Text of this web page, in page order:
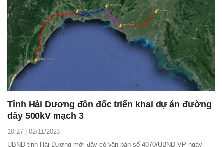
Tỉnh Hải Dương đôn đốc triển khai dự án đường
dây 500kV mạch 3
10:27 | 02/11/2023
UBND tỉnh Hải Dương mới đây có văn bản số 4070/UBND-VP ngày